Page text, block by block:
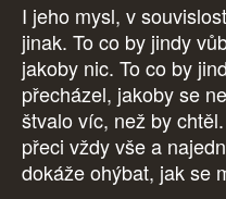
I jeho mysl, v
jinak. To co by jindy
jakoby nic. To co by
přecházel, jakoby se
štvalo víc, než by
přeci vždy vše a
dokáže ohýbat, jak se